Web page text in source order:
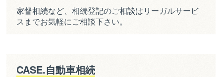
家督相続など、相続登記のご相談はリーガルサービ
スまでお気軽にご相談下さい。
CASE.自動車相続